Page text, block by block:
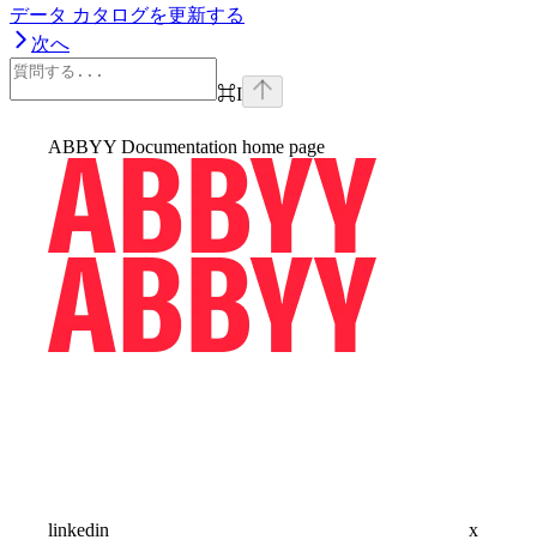
データ カタログを更新する
次へ
⌘I
ABBYY Documentation home page
linkedin x